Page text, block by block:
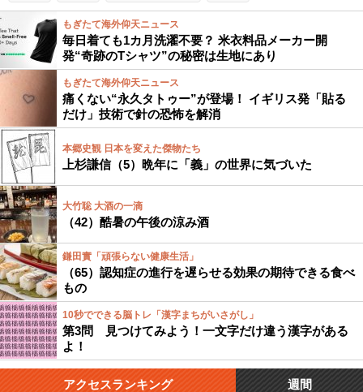
もぎたて海外仰天ニュース
毎日着ても1カ月洗濯不要？ 米衣料品メーカー開
発“奇跡のTシャツ”の秘密は生地にあり
もぎたて海外仰天ニュース
痛くない“永久タトゥー”が登場！ イギリス発「貼る
だけ」技術で針の恐怖を解消
本郷史観 日本を変えた傑物たち
上杉謙信（5）晩年に「義」の世界に気づいた
大竹聡 大酒の一滴
（42）酷暑の午後の涼み酒
鎌田實「頑張らない健康生活」
（65）認知症の進行を遅らせる効果の期待できる食べ
もの
10秒でできる脳トレ「漢字まちがいさがし」
第3問 見つけてみよう！一文字だけ違う漢字がある
よ！
アクセスランキング 週間